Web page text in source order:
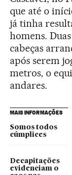
que até o
já tinha
homens.
cabeças
após serem
metros, o
andares.
MAIS INFORMAÇÕES
Somos todos
cúmplices
Decapitações
evidenciam o